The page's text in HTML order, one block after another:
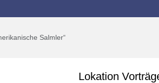
Salmler“
Lokation